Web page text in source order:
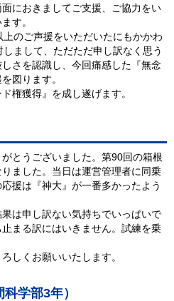
におきましてご支援、ご協力をい
す。
のご声援をいただいたにもかかわ
まして、ただただ申し訳なく思う
さを認識し、今回痛感した『無念
図ります。
権獲得』を成し遂げます。
とうございました。第90回の箱根
ました。当日は運営管理者に同乗
援は『神大』が一番多かったよう
は申し訳ない気持ちでいっぱいで
まる訳にはいきません。試練を乗
しくお願いいたします。
学部3年）